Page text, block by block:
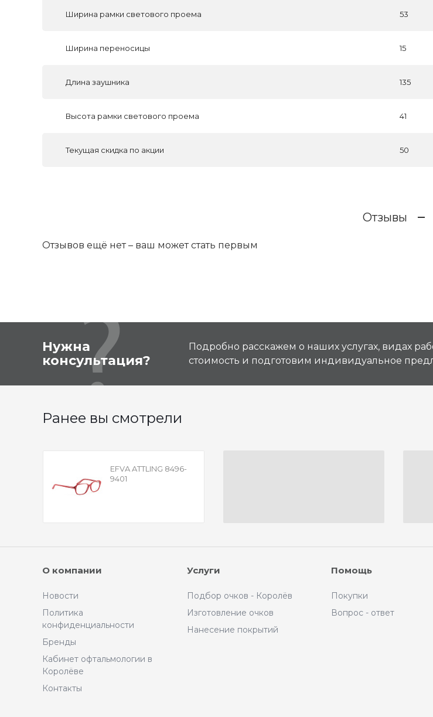
Ширина рамки светового проема 53
Ширина переносицы 15
Длина заушника 135
Высота рамки светового проема 41
Текущая скидка по акции 50
Отзывы
Отзывов ещё нет – ваш может стать первым
Нужна
консультация?
Подробно расскажем о наших услугах, видах
стоимость и подготовим индивидуальное
Ранее вы смотрели
EFVA ATTLING 8496-
9401
О компании
Новости
Политика
конфиденциальности
Бренды
Кабинет офтальмологии в
Королёве
Контакты
Услуги
Подбор очков - Королёв
Изготовление очков
Нанесение покрытий
Помощь
Покупки
Вопрос - ответ